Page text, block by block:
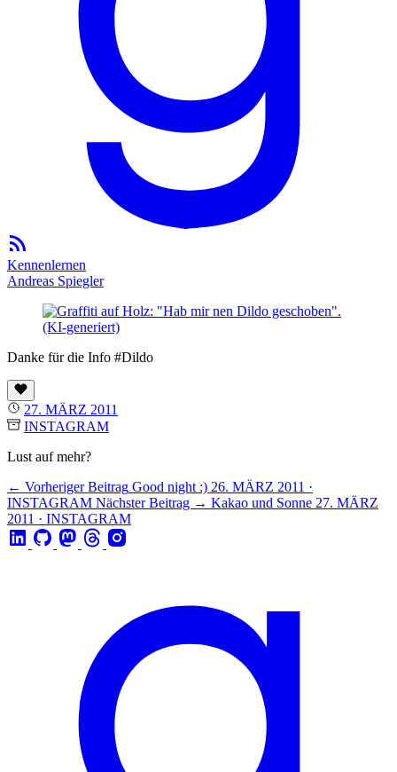
Kennenlernen
Andreas Spiegler
Danke für die Info #Dildo
27. MÄRZ 2011
INSTAGRAM
Lust auf mehr?
← Vorheriger Beitrag Good night :) 26. MÄRZ 2011 ·
INSTAGRAM Nächster Beitrag → Kakao und Sonne 27. MÄRZ
2011 · INSTAGRAM